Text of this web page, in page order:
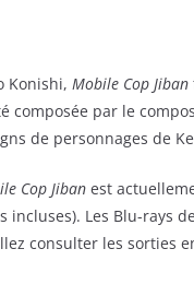
Konishi, Mobile Cop Jiban
composée par le
de personnages de
Cop Jiban est
incluses). Les Blu-rays
consulter les sorties